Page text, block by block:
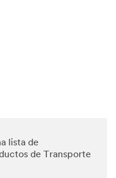
lista de
de Transporte